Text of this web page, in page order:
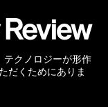
テクノロジーが形作
だくためにありま